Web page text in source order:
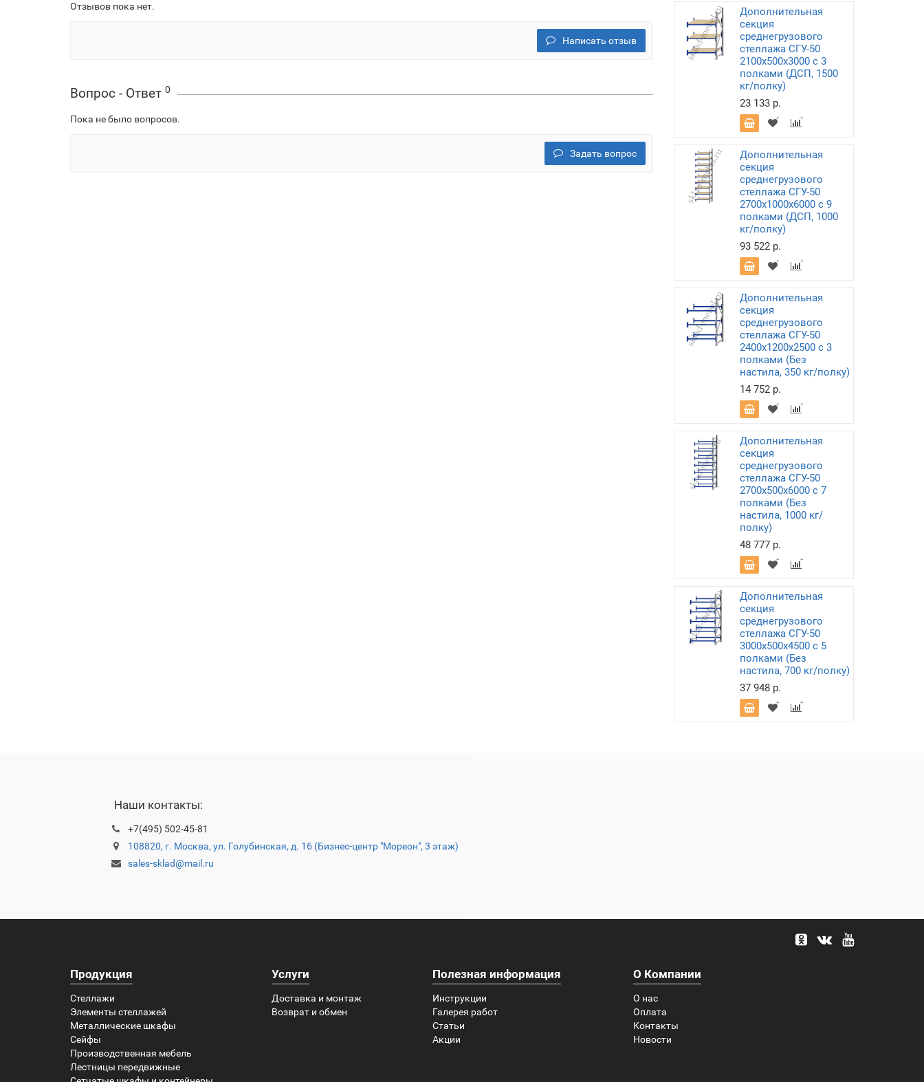
Отзывов пока нет.
Написать отзыв
Вопрос - Ответ 0
Пока не было вопросов.
Задать вопрос
Дополнительная
секция
среднегрузового
стеллажа СГУ-50
2100х500х3000 с 3
полками (ДСП, 1500
кг/полку)
23 133 р.
Дополнительная
секция
среднегрузового
стеллажа СГУ-50
2700х1000х6000 с 9
полками (ДСП, 1000
кг/полку)
93 522 р.
Дополнительная
секция
среднегрузового
стеллажа СГУ-50
2400х1200х2500 с 3
полками (Без
настила, 350 кг/полку)
14 752 р.
Дополнительная
секция
среднегрузового
стеллажа СГУ-50
2700х500х6000 с 7
полками (Без
настила, 1000 кг/
полку)
48 777 р.
Дополнительная
секция
среднегрузового
стеллажа СГУ-50
3000х500х4500 с 5
полками (Без
настила, 700 кг/полку)
37 948 р.
Наши контакты:
+7(495) 502-45-81
108820, г. Москва, ул. Голубинская, д. 16 (Бизнес-центр "Мореон", 3 этаж)
sales-sklad@mail.ru
Продукция
Стеллажи
Элементы стеллажей
Металлические шкафы
Сейфы
Производственная мебель
Лестницы передвижные
Услуги
Доставка и монтаж
Возврат и обмен
Полезная информация
Инструкции
Галерея работ
Статьи
Акции
О Компании
О нас
Оплата
Контакты
Новости